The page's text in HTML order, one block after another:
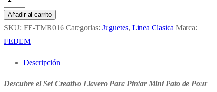
Añadir al carrito
SKU: FE-TMR016 Categorías: Juguetes, Linea Clasica Marca:
FEDEM
Descripción
Descubre el Set Creativo Llavero Para Pintar Mini Pato de Pour